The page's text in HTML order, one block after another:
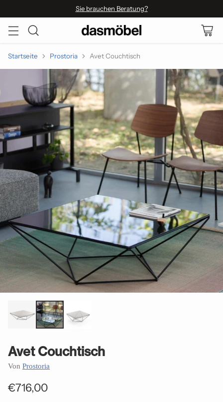
Sie brauchen Beratung?
Startseite Prostoria Avet Couchtisch
Avet Couchtisch
Von Prostoria
Normaler
€716,00